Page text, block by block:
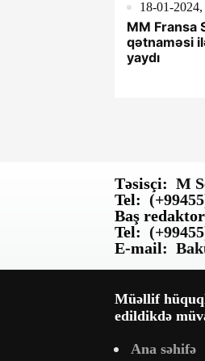
18-01-
MM Fransa
qətnaməsi
yaydı
Təsisçi: M
Tel:
Baş
Tel:
E-mail:
Müəllif
edildikdə
Ana səhifə